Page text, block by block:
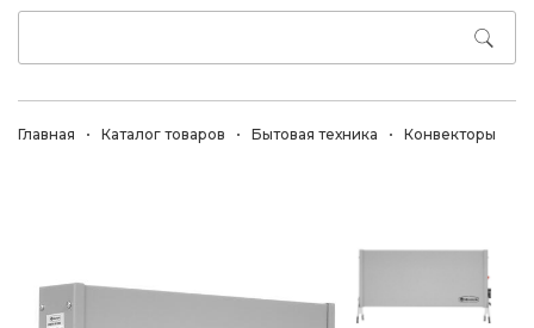
Главная Каталог товаров Бытовая техника Конвекторы